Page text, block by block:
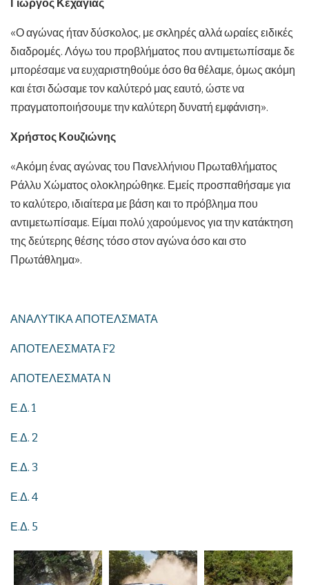
Γιώργος Κεχαγιάς
«Ο αγώνας ήταν δύσκολος, με σκληρές αλλά ωραίες ειδικές
διαδρομές. Λόγω του προβλήματος που αντιμετωπίσαμε δε
μπορέσαμε να ευχαριστηθούμε όσο θα θέλαμε, όμως ακόμη
και έτσι δώσαμε τον καλύτερό μας εαυτό, ώστε να
πραγματοποιήσουμε την καλύτερη δυνατή εμφάνιση».
Χρήστος Κουζιώνης
«Ακόμη ένας αγώνας του Πανελλήνιου Πρωταθλήματος
Ράλλυ Χώματος ολοκληρώθηκε. Εμείς προσπαθήσαμε για
το καλύτερο, ιδιαίτερα με βάση και το πρόβλημα που
αντιμετωπίσαμε. Είμαι πολύ χαρούμενος για την κατάκτηση
της δεύτερης θέσης τόσο στον αγώνα όσο και στο
Πρωτάθλημα».
ΑΝΑΛΥΤΙΚΑ ΑΠΟΤΕΛΣΜΑΤΑ
ΑΠΟΤΕΛΕΣΜΑΤΑ F2
ΑΠΟΤΕΛΕΣΜΑΤΑ Ν
Ε.Δ. 1
Ε.Δ. 2
Ε.Δ. 3
Ε.Δ. 4
Ε.Δ. 5